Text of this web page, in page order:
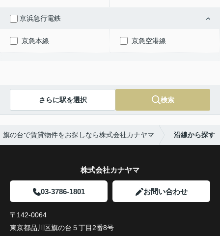
京浜急行電鉄
京急本線 京急空港線
さらに駅を選択 検索
旗の台で賃貸物件をお探しなら株式会社カナヤマ 沿線から探す
株式会社カナヤマ
03-3786-1801 お問い合わせ
〒142-0064
東京都品川区旗の台５丁目2番8号